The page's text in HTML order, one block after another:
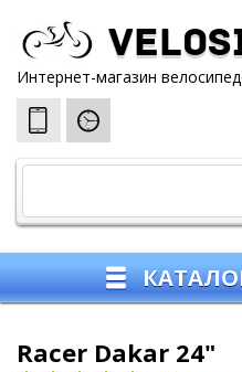
Интернет-магазин
Racer Dakar 24"